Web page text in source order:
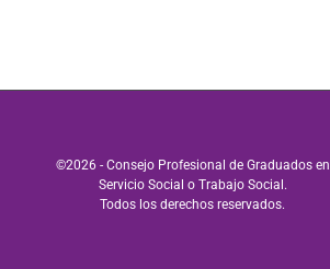
©2026 - Consejo Profesional de Graduados en
Servicio Social o Trabajo Social.
Todos los derechos reservados.